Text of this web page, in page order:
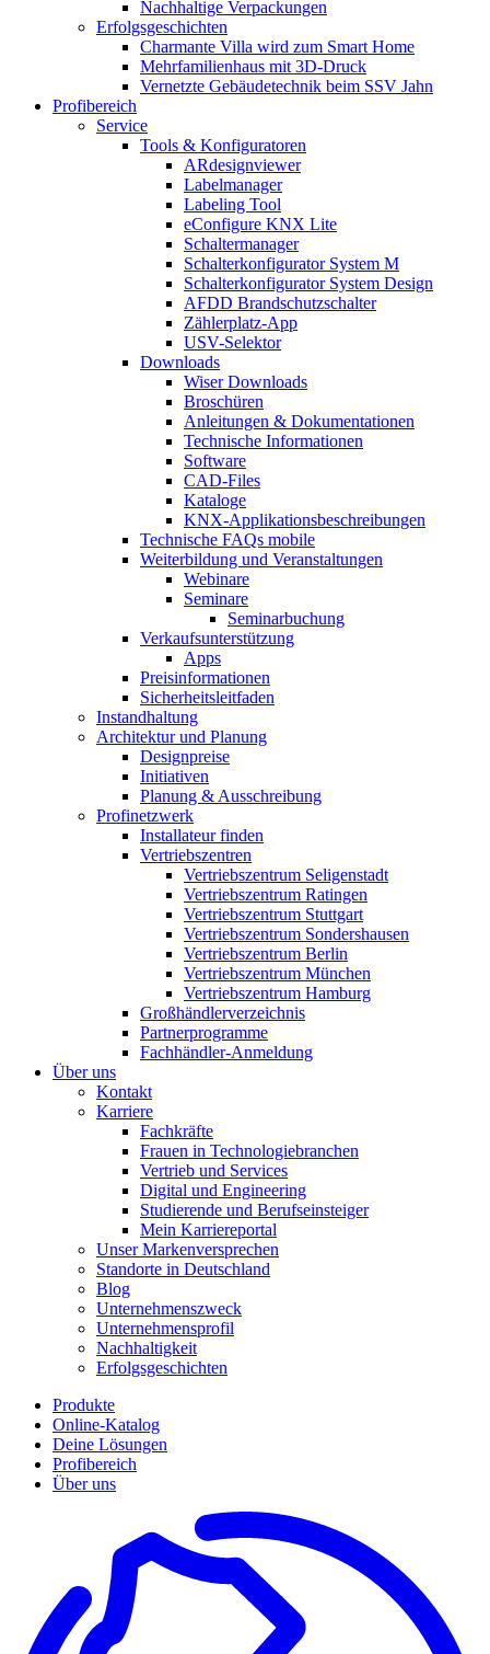
Nachhaltige Verpackungen
Erfolgsgeschichten
Charmante Villa wird zum Smart Home
Mehrfamilienhaus mit 3D-Druck
Vernetzte Gebäudetechnik beim SSV Jahn
Profibereich
Service
Tools & Konfiguratoren
ARdesignviewer
Labelmanager
Labeling Tool
eConfigure KNX Lite
Schaltermanager
Schalterkonfigurator System M
Schalterkonfigurator System Design
AFDD Brandschutzschalter
Zählerplatz-App
USV-Selektor
Downloads
Wiser Downloads
Broschüren
Anleitungen & Dokumentationen
Technische Informationen
Software
CAD-Files
Kataloge
KNX-Applikationsbeschreibungen
Technische FAQs mobile
Weiterbildung und Veranstaltungen
Webinare
Seminare
Seminarbuchung
Verkaufsunterstützung
Apps
Preisinformationen
Sicherheitsleitfaden
Instandhaltung
Architektur und Planung
Designpreise
Initiativen
Planung & Ausschreibung
Profinetzwerk
Installateur finden
Vertriebszentren
Vertriebszentrum Seligenstadt
Vertriebszentrum Ratingen
Vertriebszentrum Stuttgart
Vertriebszentrum Sondershausen
Vertriebszentrum Berlin
Vertriebszentrum München
Vertriebszentrum Hamburg
Großhändlerverzeichnis
Partnerprogramme
Fachhändler-Anmeldung
Über uns
Kontakt
Karriere
Fachkräfte
Frauen in Technologiebranchen
Vertrieb und Services
Digital und Engineering
Studierende und Berufseinsteiger
Mein Karriereportal
Unser Markenversprechen
Standorte in Deutschland
Blog
Unternehmenszweck
Unternehmensprofil
Nachhaltigkeit
Erfolgsgeschichten
Produkte
Online-Katalog
Deine Lösungen
Profibereich
Über uns